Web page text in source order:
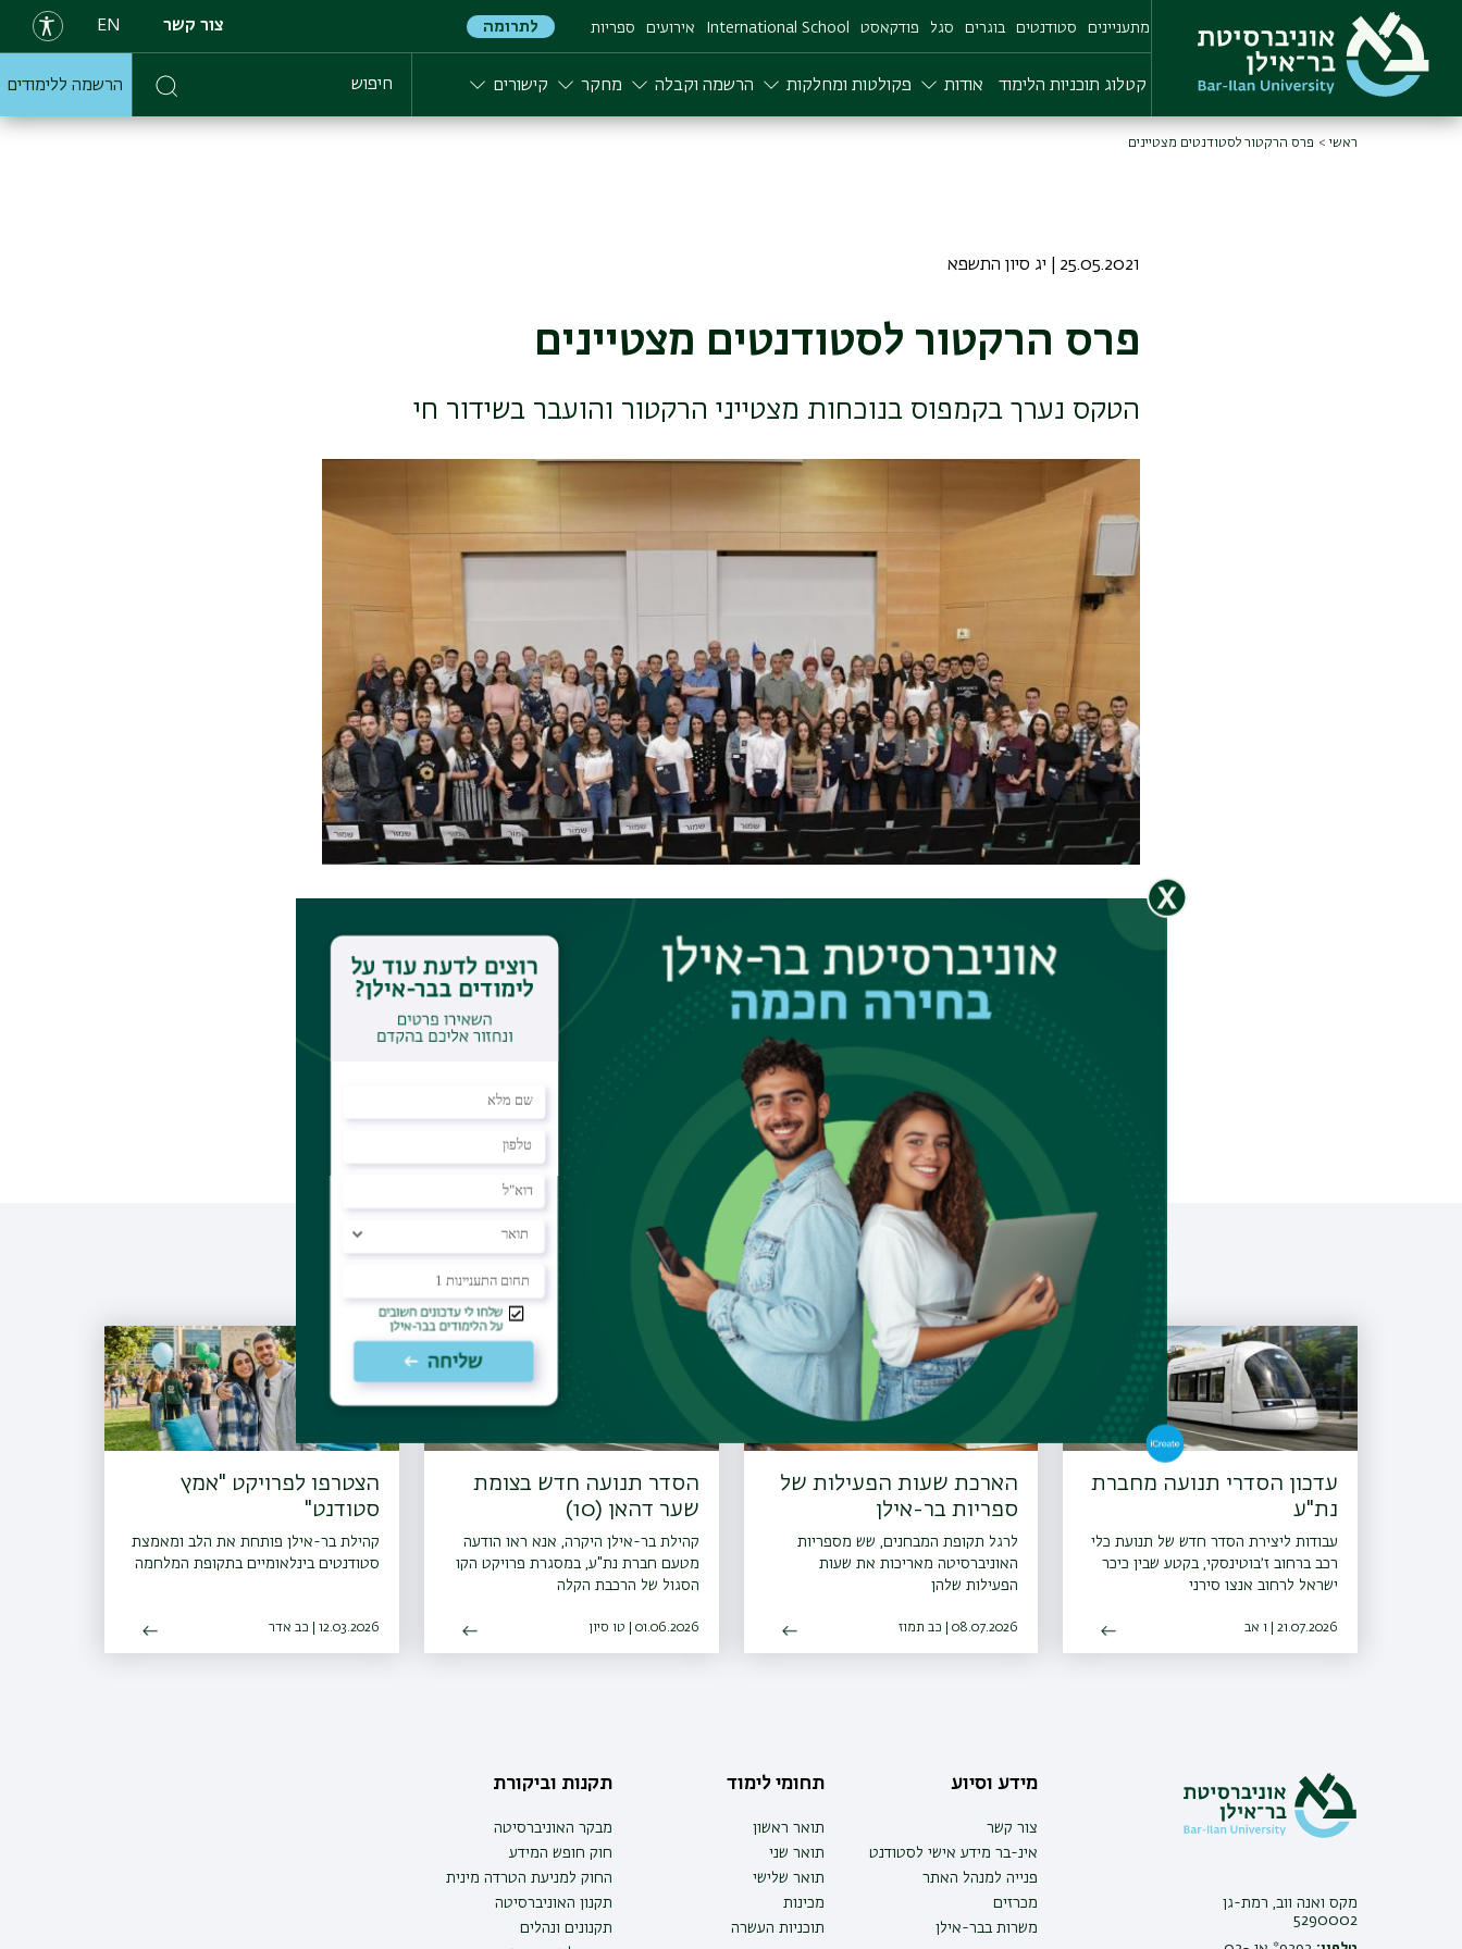
main
content
מתעניינים סטודנטים בוגרים סגל פודקאסט International School אירועים ספריות לתרומה צור קשר EN
קטלוג תוכניות הלימוד אודות פקולטות ומחלקות הרשמה וקבלה מחקר קישורים חיפוש הרשמה ללימודים
ראשי פרס הרקטור לסטודנטים מצטיינים
25.05.2021 | יג סיון התשפא
פרס הרקטור לסטודנטים מצטיינים
הטקס נערך בקמפוס בנוכחות מצטייני הרקטור והועבר בשידור חי
תמונה
הטקס התקיים ללא אורחים והועבר בשידור חי.
עוד פרסומים שיעניינו אותך
עדכון הסדרי תנועה מחברת
נת"ע
עבודות ליצירת הסדר חדש של תנועת כלי
רכב ברחוב ז׳בוטינסקי, בקטע שבין כיכר
ישראל לרחוב אנצו סירני
21.07.2026 | ו אב
הארכת שעות הפעילות של
ספריות בר-אילן
לרגל תקופת המבחנים, שש מספריות
האוניברסיטה מאריכות את שעות
הפעילות שלהן
08.07.2026 | כב תמוז
הסדר תנועה חדש בצומת
שער דהאן (10)
קהילת בר-אילן היקרה, אנא ראו הודעה
מטעם חברת נת"ע, במסגרת פרויקט הקו
הסגול של הרכבת הקלה
01.06.2026 | טו סיון
הצטרפו לפרויקט "אמץ
סטודנט"
קהילת בר-אילן פותחת את הלב ומאמצת
סטודנטים בינלאומיים בתקופת המלחמה
12.03.2026 | כב אדר
מקס ואנה ווב, רמת-גן
5290002
מידע וסיוע
צור קשר
אינ-בר מידע אישי לסטודנט
פנייה למנהל האתר
מכרזים
משרות בבר-אילן
תחומי לימוד
תואר ראשון
תואר שני
תואר שלישי
מכינות
תוכניות העשרה
תקנות וביקורת
מבקר האוניברסיטה
חוק חופש המידע
החוק למניעת הטרדה מינית
תקנון האוניברסיטה
תקנונים ונהלים